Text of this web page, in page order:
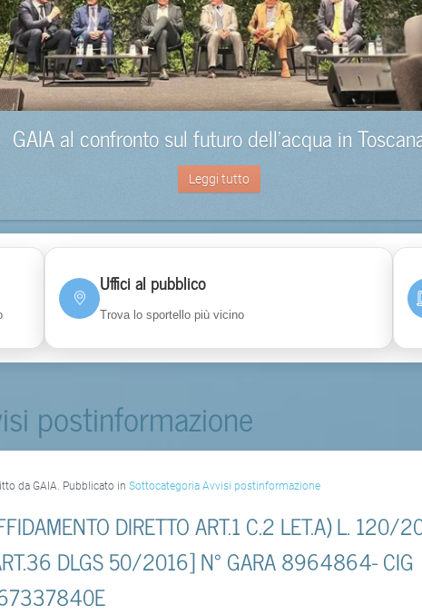
GAIA al confronto sul futuro dell’acqua in
Leggi tutto
Uffici al pubblico
Trova lo sportello più vicino
postinformazione
da GAIA. Pubblicato inSottocategoria Avvisi postinformazione
DIRETTO ART.1 C.2 LET.A) L. 120/
DLGS 50/2016] N° GARA 8964864- CIG